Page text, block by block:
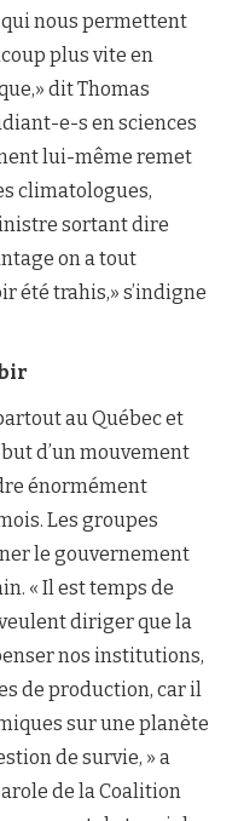
nous permettent
plus vite en
dit Thomas
e-s en sciences
lui-même remet
climatologues,
sortant dire
on a tout
été trahis,» s’indigne
au Québec et
d’un mouvement
énormément
Les groupes
le gouvernement
« Il est temps de
diriger que la
nos institutions,
de production, car il
sur une planète
de survie, » a
de la Coalition